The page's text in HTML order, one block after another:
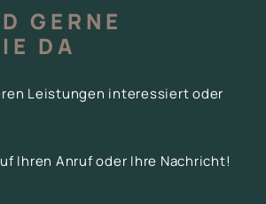
GERNE
DA
Leistungen interessiert oder
Ihren Anruf oder Ihre Nachricht!